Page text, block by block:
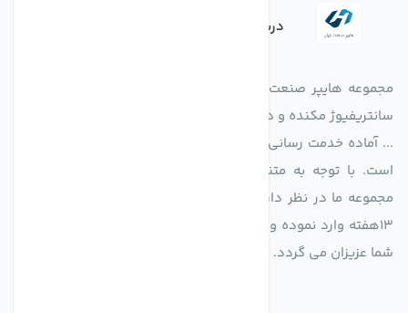
درباره فروشگاه
مجموعه هایپر صنعت ایران در امر تولید و واردات انواع فن های
سانتریفیوژ مکنده و دمنده آکسیال، سقفی، بین کانالی، مرغداری و
... آماده خدمت رسانی به شرکت های تولیدی، صنعتی و ساختمانی
است. با توجه به متنوع بودن فن های تولیدی کمپانی اروپایی
مجموعه ما در نظر دارد کالاهای تخصصی شما عزیزان رو در صرف
13هفته وارد نموده و این عمر باعث صرفه جویی در هزینه و زمان
شما عزیزان می گردد.